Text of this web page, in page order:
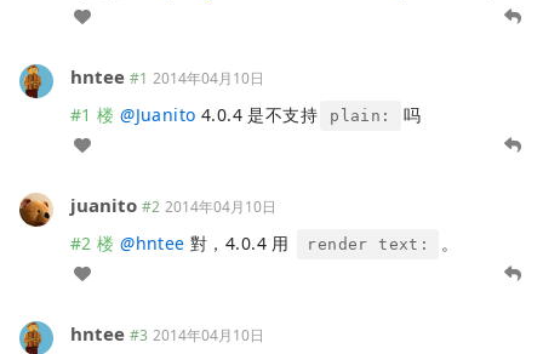
hntee #1 2014年04月10日
#1 楼 @Juanito 4.0.4 是不支持 plain: 吗
juanito #2 2014年04月10日
#2 楼 @hntee 對，4.0.4 用 render text: 。
hntee #3 2014年04月10日